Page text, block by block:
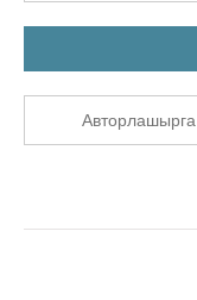
Авторлашырга